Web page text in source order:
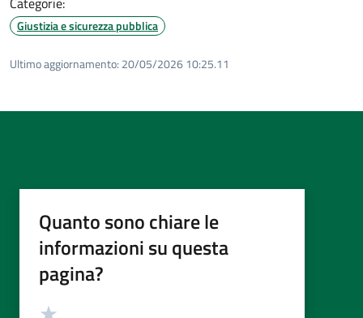
Giustizia e sicurezza pubblica
Ultimo aggiornamento: 20/05/2026 10:25.11
Quanto sono chiare le
informazioni su questa
pagina?
Valutazione